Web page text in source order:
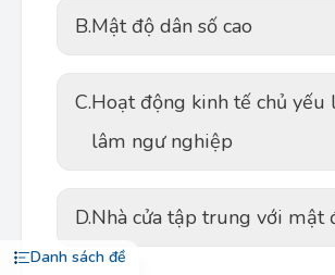
Danh sách đề
B.Mật độ dân số cao
C.Hoạt động kinh tế chủ yếu
lâm ngư nghiệp
D.Nhà cửa tập trung với mật